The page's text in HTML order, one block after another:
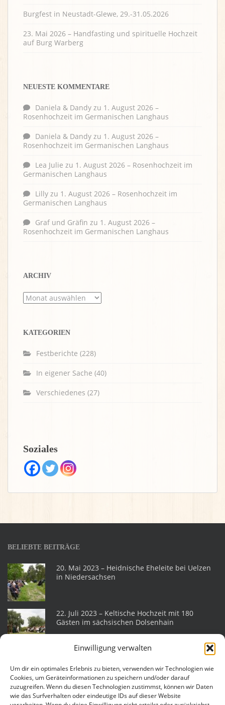
Einwilligung verwalten
Um dir ein optimales Erlebnis zu bieten, verwenden wir Technologien wie
Cookies, um Geräteinformationen zu speichern und/oder darauf
zuzugreifen. Wenn du diesen Technologien zustimmst, können wir Daten
wie das Surfverhalten oder eindeutige IDs auf dieser Website
Burgfest in Neustadt-Glewe, 29.-31.05.2026
23. Mai 2026 – Handfasting und spirituelle Hochzeit
auf Burg Warberg
NEUESTE KOMMENTARE
Daniela & Dandy zu 1. August 2026 –
Rosenhochzeit im Germanischen Langhaus
Daniela & Dandy zu 1. August 2026 –
Rosenhochzeit im Germanischen Langhaus
Lea Julie zu 1. August 2026 – Rosenhochzeit im
Germanischen Langhaus
Lilly zu 1. August 2026 – Rosenhochzeit im
Germanischen Langhaus
Graf und Gräfin zu 1. August 2026 –
Rosenhochzeit im Germanischen Langhaus
ARCHIV
Archiv
KATEGORIEN
Festberichte (228)
In eigener Sache (40)
Verschiedenes (27)
Soziales
BELIEBTE BEITRÄGE
20. Mai 2023 – Heidnische Eheleite bei Uelzen
in Niedersachsen
22. Juli 2023 – Keltische Hochzeit mit 180
Gästen im sächsischen Dolsenhain
sächsischen Helmsdorf